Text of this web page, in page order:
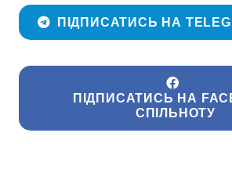
ПІДПИСАТИСЬ НА
ПІДПИСАТИСЬ НА
СПІЛЬНОТУ